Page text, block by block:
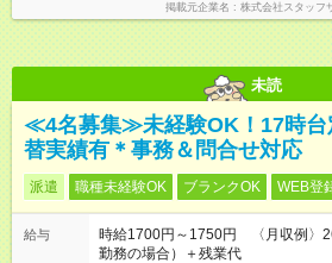
掲載元企業名 株式会社スタッフ
未読
≪4名募集≫未経験OK！17時台
替実績有＊事務＆問合せ対応
派遣 職種未経験OK ブランクOK WEB登
給与
時給1700円～1750円 〈月収例〉
勤務の場合）＋残業代